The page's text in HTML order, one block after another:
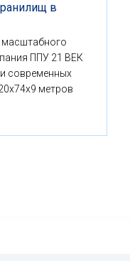
в
масштабного
ППУ 21 ВЕК
современных
метров